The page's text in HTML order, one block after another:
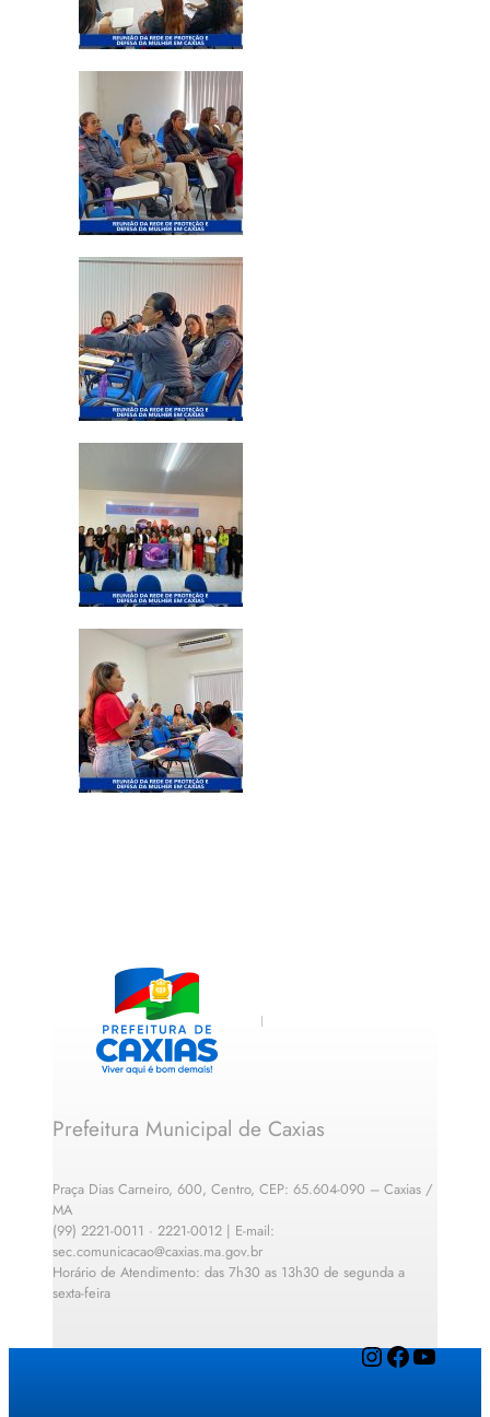
Prefeitura Municipal de Caxias
Praça Dias Carneiro, 600, Centro, CEP: 65.604-090 – Caxias /
MA
(99) 2221-0011 · 2221-0012 | E-mail:
sec.comunicacao@caxias.ma.gov.br
Horário de Atendimento: das 7h30 as 13h30 de segunda a
sexta-feira
InstagramFacebook YouTube